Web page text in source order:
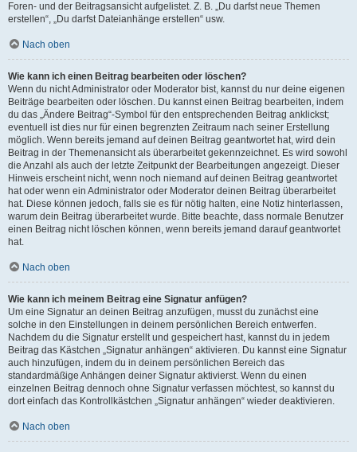
Foren- und der Beitragsansicht aufgelistet. Z. B. „Du darfst neue Themen
erstellen“, „Du darfst Dateianhänge erstellen“ usw.
Nach oben
Wie kann ich einen Beitrag bearbeiten oder löschen?
Wenn du nicht Administrator oder Moderator bist, kannst du nur deine eigenen
Beiträge bearbeiten oder löschen. Du kannst einen Beitrag bearbeiten, indem
du das „Ändere Beitrag“-Symbol für den entsprechenden Beitrag anklickst;
eventuell ist dies nur für einen begrenzten Zeitraum nach seiner Erstellung
möglich. Wenn bereits jemand auf deinen Beitrag geantwortet hat, wird dein
Beitrag in der Themenansicht als überarbeitet gekennzeichnet. Es wird sowohl
die Anzahl als auch der letzte Zeitpunkt der Bearbeitungen angezeigt. Dieser
Hinweis erscheint nicht, wenn noch niemand auf deinen Beitrag geantwortet
hat oder wenn ein Administrator oder Moderator deinen Beitrag überarbeitet
hat. Diese können jedoch, falls sie es für nötig halten, eine Notiz hinterlassen,
warum dein Beitrag überarbeitet wurde. Bitte beachte, dass normale Benutzer
einen Beitrag nicht löschen können, wenn bereits jemand darauf geantwortet
hat.
Nach oben
Wie kann ich meinem Beitrag eine Signatur anfügen?
Um eine Signatur an deinen Beitrag anzufügen, musst du zunächst eine
solche in den Einstellungen in deinem persönlichen Bereich entwerfen.
Nachdem du die Signatur erstellt und gespeichert hast, kannst du in jedem
Beitrag das Kästchen „Signatur anhängen“ aktivieren. Du kannst eine Signatur
auch hinzufügen, indem du in deinem persönlichen Bereich das
standardmäßige Anhängen deiner Signatur aktivierst. Wenn du einen
einzelnen Beitrag dennoch ohne Signatur verfassen möchtest, so kannst du
dort einfach das Kontrollkästchen „Signatur anhängen“ wieder deaktivieren.
Nach oben